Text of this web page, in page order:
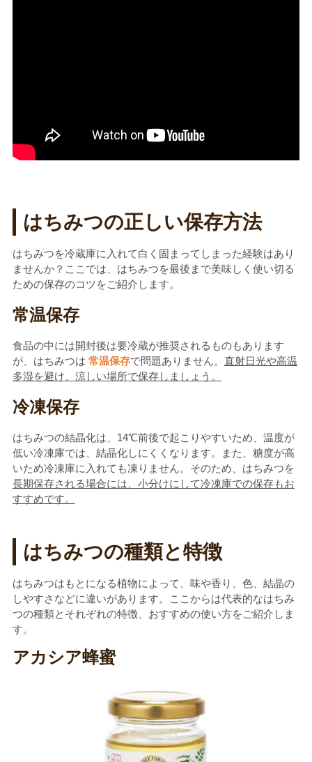
はちみつの正しい保存方法
はちみつを冷蔵庫に入れて白く固まってしまった経験はあり
ませんか？ここでは、はちみつを最後まで美味しく使い切る
ための保存のコツをご紹介します。
常温保存
食品の中には開封後は要冷蔵が推奨されるものもあります
が、はちみつは 常温保存で問題ありません。 直射日光や高温
多湿を避け、涼しい場所で保存しましょう。
冷凍保存
はちみつの結晶化は、14℃前後で起こりやすいため、温度が
低い冷凍庫では、結晶化しにくくなります。また、糖度が高
いため冷凍庫に入れても凍りません。そのため、はちみつを
長期保存される場合には、小分けにして冷凍庫での保存もお
すすめです。
はちみつの種類と特徴
はちみつはもとになる植物によって、味や香り、色、結晶の
しやすさなどに違いがあります。ここからは代表的なはちみ
つの種類とそれぞれの特徴、おすすめの使い方をご紹介しま
す。
アカシア蜂蜜